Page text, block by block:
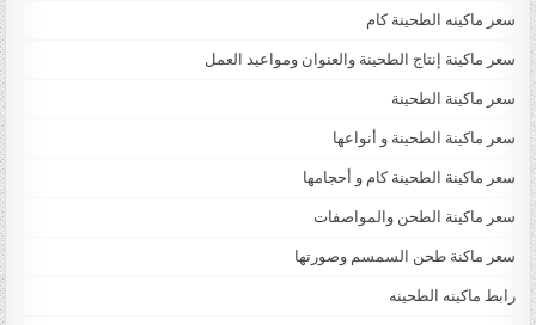
سعر ماكينه الطحينة كام
سعر ماكينة إنتاج الطحينة والعنوان ومواعيد العمل
سعر ماكينة الطحينة
سعر ماكينة الطحينة و أنواعها
سعر ماكينة الطحينة كام و أحجامها
سعر ماكينة الطحن والمواصفات
سعر ماكنة طحن السمسم وصورتها
رابط ماكينه الطحينه